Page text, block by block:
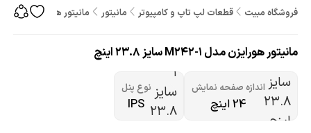
فروشگاه مبیت قطعات لپ تاپ و کامپیوتر مانیتور مانیتور هورایزن مدل M242-1 سایز 23.8 اینچ
مانیتور هورایزن مدل M242-1 سایز 23.8 اینچ
اندازه صفحه نمایش
24 اینچ
نوع پنل
IPS